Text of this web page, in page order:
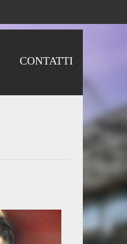
CONTATTI